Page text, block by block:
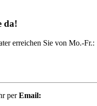
da!
erreichen Sie von Mo.-
perEmail: